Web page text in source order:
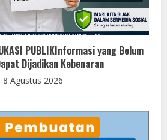
PUBLIKInformasi yang Belum
Dijadikan Kebenaran
8 Agustus 2026